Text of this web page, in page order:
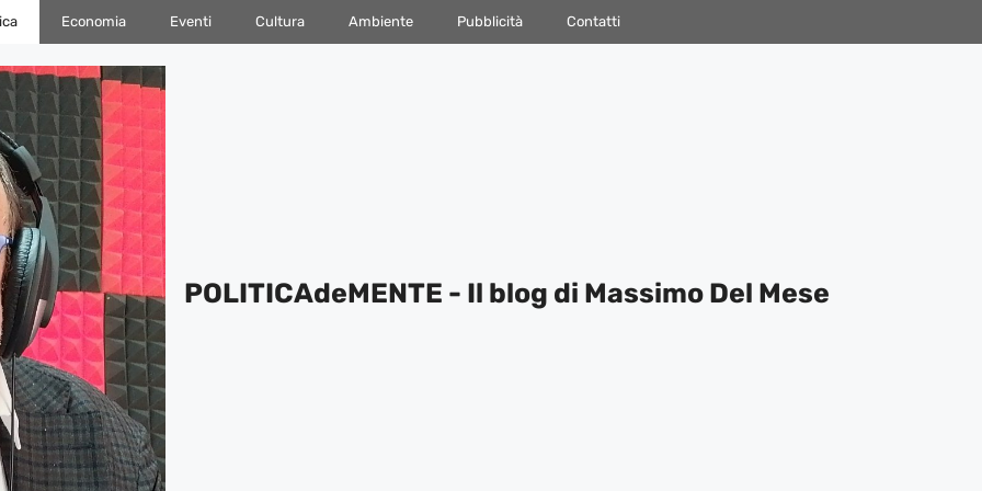
Economia Eventi Cultura Ambiente Pubblicità Contatti
POLITICAdeMENTE - Il blog di Massimo Del Mese